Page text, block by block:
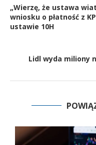
„Wierzę, że ustawa
wniosku o płatność z
ustawie 10H
Lidl wyda miliony